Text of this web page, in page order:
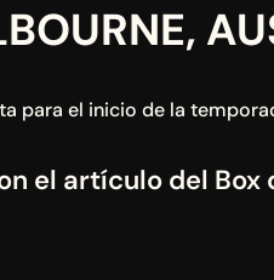
para el inicio de la
el artículo del